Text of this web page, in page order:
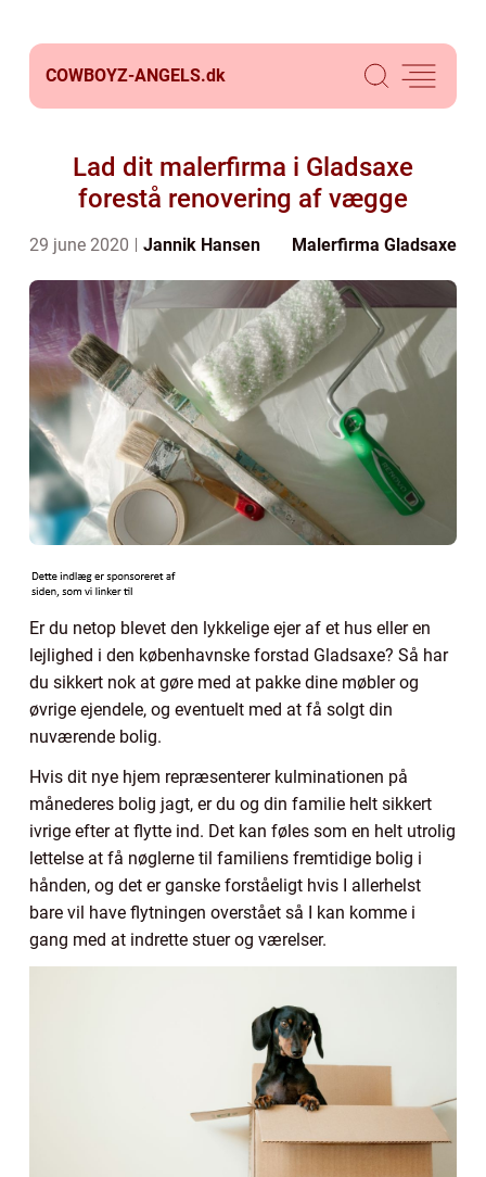
COWBOYZ-ANGELS.dk
Lad dit malerfirma i Gladsaxe
forestå renovering af vægge
29 june 2020 Jannik Hansen Malerfirma Gladsaxe
Er du netop blevet den lykkelige ejer af et hus eller en
lejlighed i den københavnske forstad Gladsaxe? Så har
du sikkert nok at gøre med at pakke dine møbler og
øvrige ejendele, og eventuelt med at få solgt din
nuværende bolig.
Hvis dit nye hjem repræsenterer kulminationen på
månederes bolig jagt, er du og din familie helt sikkert
ivrige efter at flytte ind. Det kan føles som en helt utrolig
lettelse at få nøglerne til familiens fremtidige bolig i
hånden, og det er ganske forståeligt hvis I allerhelst
bare vil have flytningen overstået så I kan komme i
gang med at indrette stuer og værelser.